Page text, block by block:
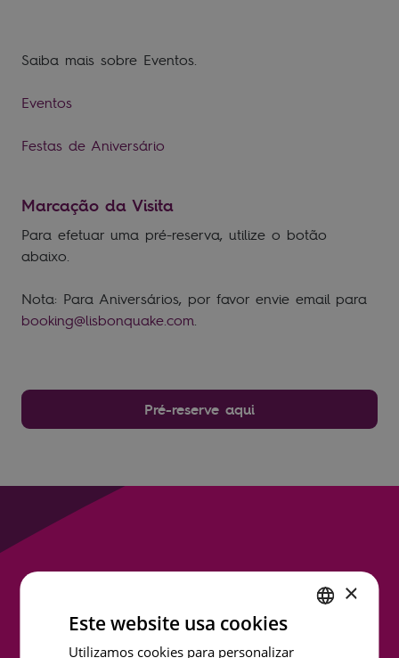
Saiba mais sobre Eventos.
Eventos
Festas de Aniversário
Marcação da Visita
Para efetuar uma pré-reserva, utilize o botão
abaixo.
Nota: Para Aniversários, por favor envie email para
booking@lisbonquake.com.
Pré-reserve aqui
Entrar em contacto
×
Este website usa cookies
Utilizamos cookies para personalizar